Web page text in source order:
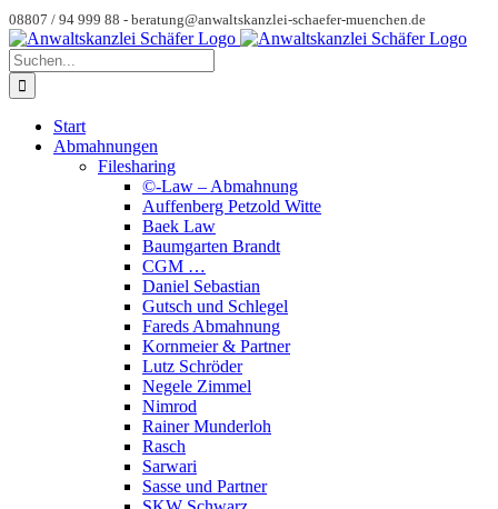
Zum
Inhalt
springen
08807 / 94 999 88 - beratung@anwaltskanzlei-schaefer-muenchen.de
Instagram
Spotify
YouTube
Benutzerdefiniert
Suche
nach:
Start
Abmahnungen
Filesharing
©-Law – Abmahnung
Auffenberg Petzold Witte
Baek Law
Baumgarten Brandt
CGM …
Daniel Sebastian
Gutsch und Schlegel
Fareds Abmahnung
Kornmeier & Partner
Lutz Schröder
Negele Zimmel
Nimrod
Rainer Munderloh
Rasch
Sarwari
Sasse und Partner